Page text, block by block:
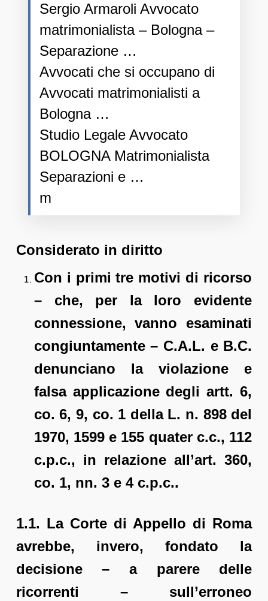
Sergio Armaroli Avvocato
matrimonialista – Bologna –
Separazione …
Avvocati che si occupano di
Avvocati matrimonialisti a
Bologna …
Studio Legale Avvocato
BOLOGNA Matrimonialista
Separazioni e …
m
Considerato in diritto
Con i primi tre motivi di ricorso
– che, per la loro evidente
connessione, vanno esaminati
congiuntamente – C.A.L. e B.C.
denunciano la violazione e
falsa applicazione degli artt. 6,
co. 6, 9, co. 1 della L. n. 898 del
1970, 1599 e 155 quater c.c., 112
c.p.c., in relazione all’art. 360,
co. 1, nn. 3 e 4 c.p.c..
1.1. La Corte di Appello di Roma
avrebbe, invero, fondato la
decisione – a parere delle
ricorrenti – sull’erroneo